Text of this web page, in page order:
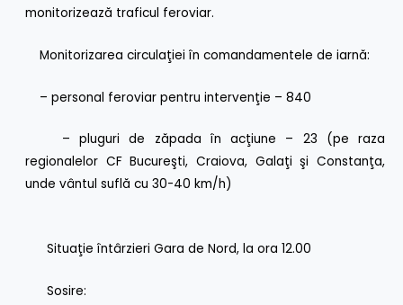
monitorizează traficul feroviar.
Monitorizarea circulaţiei în comandamentele de iarnă:
– personal feroviar pentru intervenţie – 840
– pluguri de zăpada în acţiune – 23 (pe raza
regionalelor CF Bucureşti, Craiova, Galaţi şi Constanţa,
unde vântul suflă cu 30-40 km/h)
Situaţie întârzieri Gara de Nord, la ora 12.00
Sosire: